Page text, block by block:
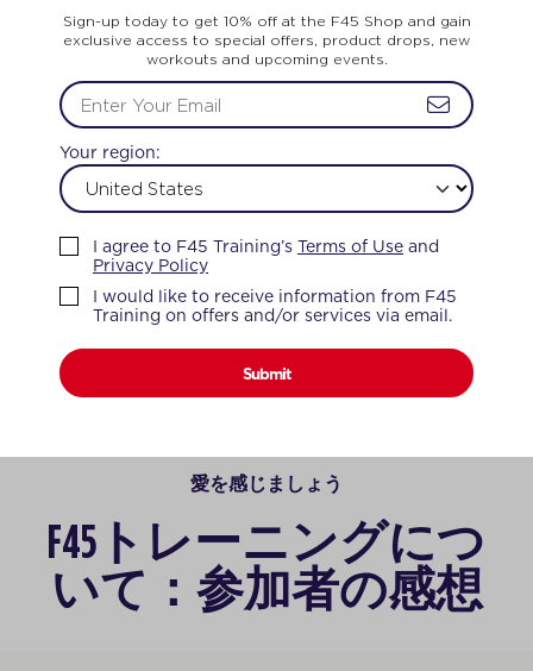
富に取り揃えているので、もっとやりたい 、もっと達成し
たい 、もっとこうなりたい、という気持ちに応えつづけま
す！でも、気後れする必要はありません。このワークアウト
は、どんな年齢層や体型の方でもご利用いただけます。さら
にどのワークアウトも唯一無二のセッションです。
ーニング 人生が変わる
愛を感じましょう
F45トレーニングにつ
いて：参加者の感想
Sign-up today to get 10% off at the F45 Shop and gain
exclusive access to special offers, product drops, new
workouts and upcoming events.
Your region:
I agree to F45 Training’s Terms of Use and
Privacy Policy
I would like to receive information from F45
Training on offers and/or services via email.
Submit